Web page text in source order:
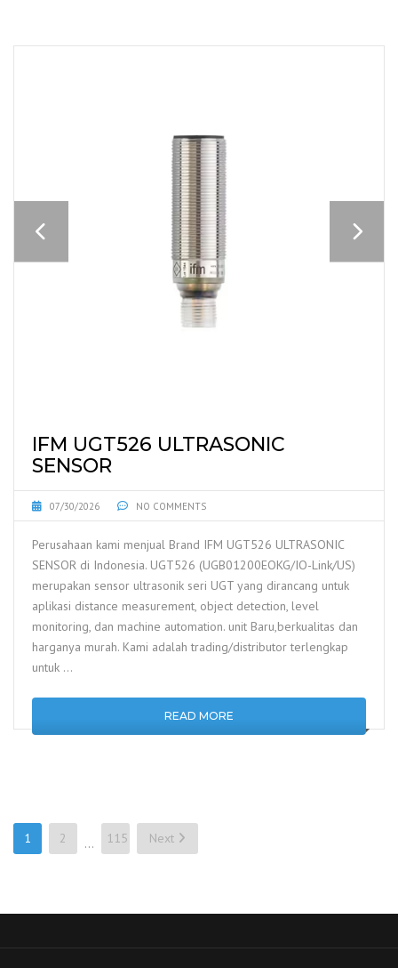
IFM UGT526 ULTRASONIC
SENSOR
07/30/2026 NO COMMENTS
Perusahaan kami menjual Brand IFM UGT526 ULTRASONIC
SENSOR di Indonesia. UGT526 (UGB01200EOKG/IO-Link/US)
merupakan sensor ultrasonik seri UGT yang dirancang untuk
aplikasi distance measurement, object detection, level
monitoring, dan machine automation. unit Baru,berkualitas dan
harganya murah. Kami adalah trading/distributor terlengkap
untuk …
READ MORE
Posts
pagination
1 2 … 115 Next